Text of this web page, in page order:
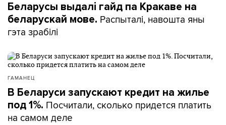
Беларусы выдалі гайд па Кракаве на
беларускай мове. Распыталі, навошта яны
гэта зрабілі
ГАМАНЕЦ
В Беларуси запускают кредит на жилье
под 1%. Посчитали, сколько придется платить
на самом деле